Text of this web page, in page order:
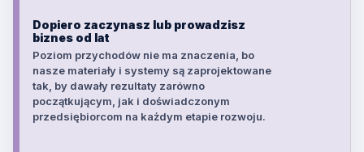
Dopiero zaczynasz lub prowadzisz
biznes od lat
Poziom przychodów nie ma znaczenia, bo
nasze materiały i systemy są zaprojektowane
tak, by dawały rezultaty zarówno
początkującym, jak i doświadczonym
przedsiębiorcom na każdym etapie rozwoju.